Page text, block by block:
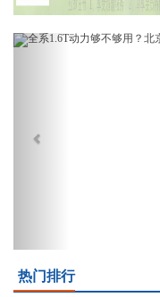
Previous
热门排行